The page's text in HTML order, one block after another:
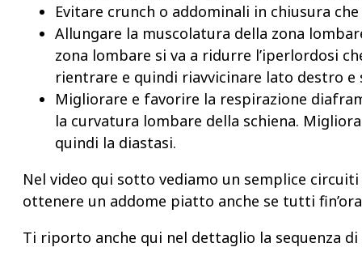
Evitare crunch o addominali in chiusura
Allungare la muscolatura della zona
zona lombare si va a ridurre l’iperlordosi
rientrare e quindi riavvicinare lato destro
Migliorare e favorire la respirazione
la curvatura lombare della schiena.
quindi la diastasi.
Nel video qui sotto vediamo un semplice
ottenere un addome piatto anche se tutti
Ti riporto anche qui nel dettaglio la sequenza